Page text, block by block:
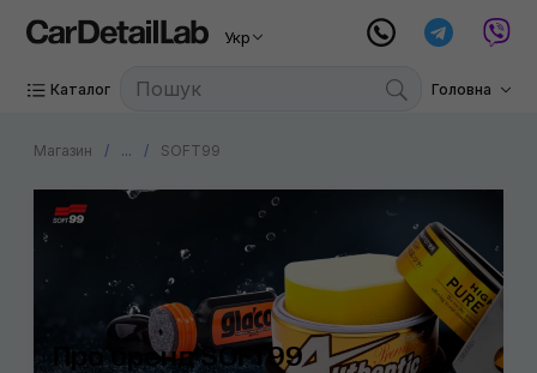
Укр
Каталог Головна
Магазин ... SOFT99
Про бренд SOFT99